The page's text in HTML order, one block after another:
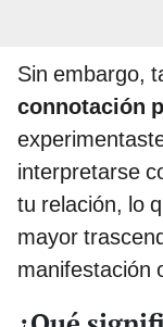
Sin embargo,
connotación
interpretarse
tu relación, lo
mayor
manifestación